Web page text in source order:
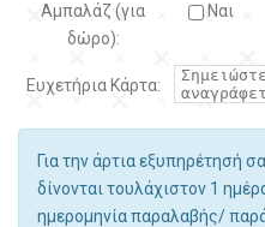
Αμπαλάζ (για
δώρο):
Ναι
Ευχετήρια Κάρτα:
Για την άρτια εξυπηρέτησή
δίνονται τουλάχιστον 1
ημερομηνία παραλαβής/